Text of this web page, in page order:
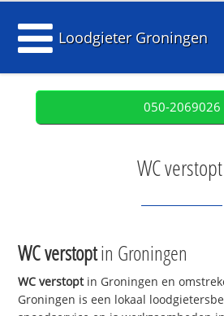
Loodgieter Groningen
050-2069026
WC verstopt
WC verstoptin Groningen
WC verstoptin Groningen en
Groningen is een lokaal